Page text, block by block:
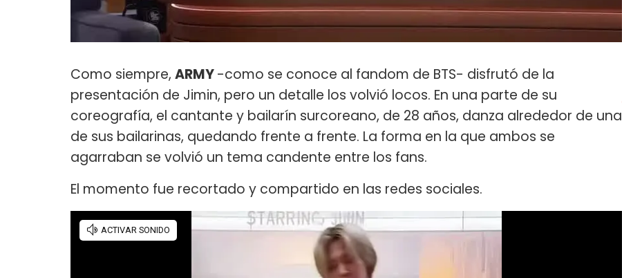
Como siempre, ARMY-como se conoce al fandom de BTS- disfrutó de la
presentación de Jimin, pero un detalle los volvió locos. En una parte de su
coreografía, el cantante y bailarín surcoreano, de 28 años, danza alrededor de una
de sus bailarinas, quedando frente a frente. La forma en la que ambos se
agarraban se volvió un tema candente entre los fans.
El momento fue recortado y compartido en las redes sociales.